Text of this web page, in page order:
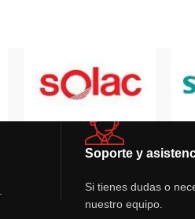
Soporte y
Si tienes dudas o
nuestro equipo.